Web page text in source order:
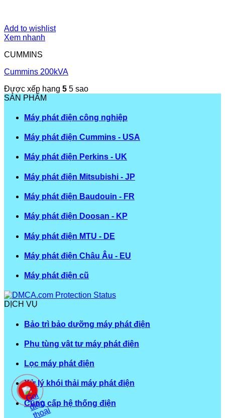
Add to wishlist
Xem nhanh
CUMMINS
Cummins 200kVA
Được xếp hạng 5 5 sao
SẢN PHẨM
Máy phát điện công nghiệp
Máy phát điện Cummins - USA
Máy phát điện Perkins - UK
Máy phát điện Mitsubishi - JP
Máy phát điện Baudouin - FR
Máy phát điện Doosan - KP
Máy phát điện MTU - DE
Máy phát điện Châu Âu - EU
Máy phát điện cũ
DỊCH VỤ
Bảo trì bảo dưỡng máy phát điện
Phụ tùng vật tư máy phát điện
Lọc máy phát điện
Xử lý khói thải máy phát điện
Cung cấp hệ thống điện